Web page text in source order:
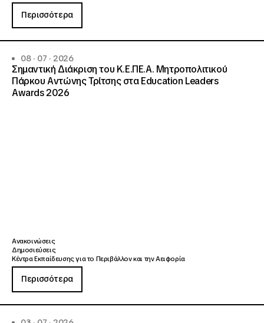
Περισσότερα
08 · 07 · 2026
Σημαντική Διάκριση του Κ.Ε.ΠΕ.Α. Μητροπολιτικού
Πάρκου Αντώνης Τρίτσης στα Education Leaders
Awards 2026
Ανακοινώσεις
Δημοσιεύσεις
Κέντρα Εκπαίδευσης για το Περιβάλλον και την Αειφορία
Περισσότερα